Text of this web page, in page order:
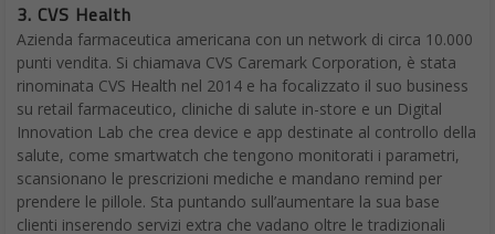
3. CVS Health
Azienda farmaceutica americana con un network di circa 10.000
punti vendita. Si chiamava CVS Caremark Corporation, è stata
rinominata CVS Health nel 2014 e ha focalizzato il suo business
su retail farmaceutico, cliniche di salute in-store e un Digital
Innovation Lab che crea device e app destinate al controllo della
salute, come smartwatch che tengono monitorati i parametri,
scansionano le prescrizioni mediche e mandano remind per
prendere le pillole. Sta puntando sull’aumentare la sua base
clienti inserendo servizi extra che vadano oltre le tradizionali